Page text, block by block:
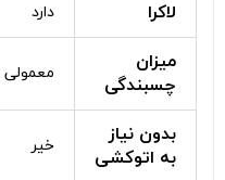
لاکرا دارد
میزان
چسبندگی
معمولی
بدون نیاز
به اتوکشی
خیر